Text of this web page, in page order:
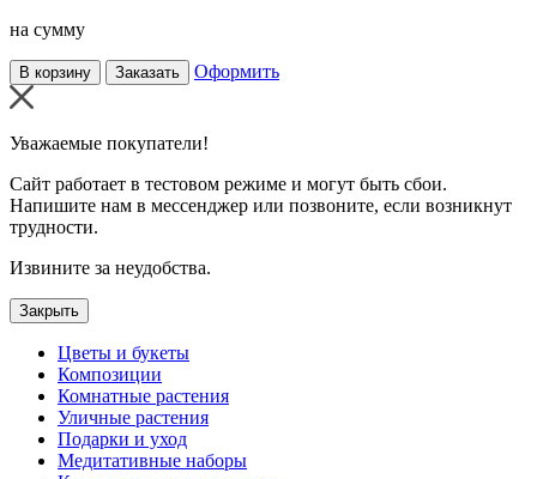
на сумму
В корзину Заказать Оформить
Уважаемые покупатели!
Сайт работает в тестовом режиме и могут быть сбои.
Напишите нам в мессенджер или позвоните, если возникнут
трудности.
Извините за неудобства.
Закрыть
Цветы и букеты
Композиции
Комнатные растения
Уличные растения
Подарки и уход
Медитативные наборы